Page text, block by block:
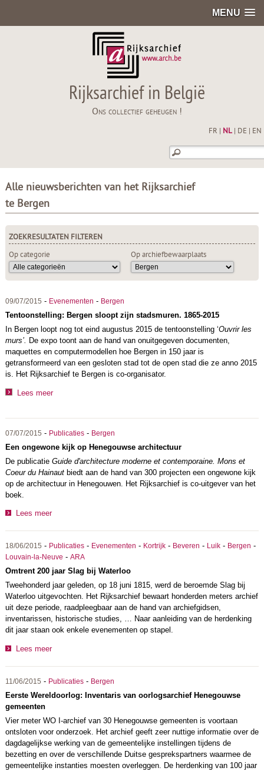
MENU
Rijksarchief in België
Ons collectief geheugen !
FR NL| DE EN
Alle nieuwsberichten van het Rijksarchief
te Bergen
ZOEKRESULTATEN FILTEREN
Op categorie
Op archiefbewaarplaats
09/07/2015 - Evenementen - Bergen
Tentoonstelling: Bergen sloopt zijn stadsmuren. 1865-2015
In Bergen loopt nog tot eind augustus 2015 de tentoonstelling ‘Ouvrir les
murs’. De expo toont aan de hand van onuitgegeven documenten,
maquettes en computermodellen hoe Bergen in 150 jaar is
getransformeerd van een gesloten stad tot de open stad die ze anno 2015
is. Het Rijksarchief te Bergen is co-organisator.
Lees meer
07/07/2015 - Publicaties- Bergen
Een ongewone kijk op Henegouwse architectuur
De publicatie Guide d'architecture moderne et contemporaine. Mons et
Coeur du Hainautbiedt aan de hand van 300 projecten een ongewone kijk
op de architectuur in Henegouwen. Het Rijksarchief is co-uitgever van het
boek.
Lees meer
18/06/2015 - Publicaties- Evenementen - Kortrijk- Beveren - Luik- Bergen -
Louvain-la-Neuve - ARA
Omtrent 200 jaar Slag bij Waterloo
Tweehonderd jaar geleden, op 18 juni 1815, werd de beroemde Slag bij
Waterloo uitgevochten. Het Rijksarchief bewaart honderden meters archief
uit deze periode, raadpleegbaar aan de hand van archiefgidsen,
inventarissen, historische studies, … Naar aanleiding van de herdenking
dit jaar staan ook enkele evenementen op stapel.
Lees meer
11/06/2015 - Publicaties- Bergen
Eerste Wereldoorlog: Inventaris van oorlogsarchief Henegouwse
gemeenten
Vier meter WO I-archief van 30 Henegouwse gemeenten is voortaan
ontsloten voor onderzoek. Het archief geeft zeer nuttige informatie over de
dagdagelijkse werking van de gemeentelijke instellingen tijdens de
bezetting en over de verschillende Duitse gesprekspartners waarmee de
gemeentelijke instanties moesten overleggen. De herdenking van 100 jaar